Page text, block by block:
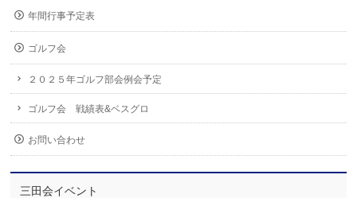
年間行事予定表
ゴルフ会
２０２５年ゴルフ部会例会予定
ゴルフ会 戦績表&ベスグロ
お問い合わせ
三田会イベント